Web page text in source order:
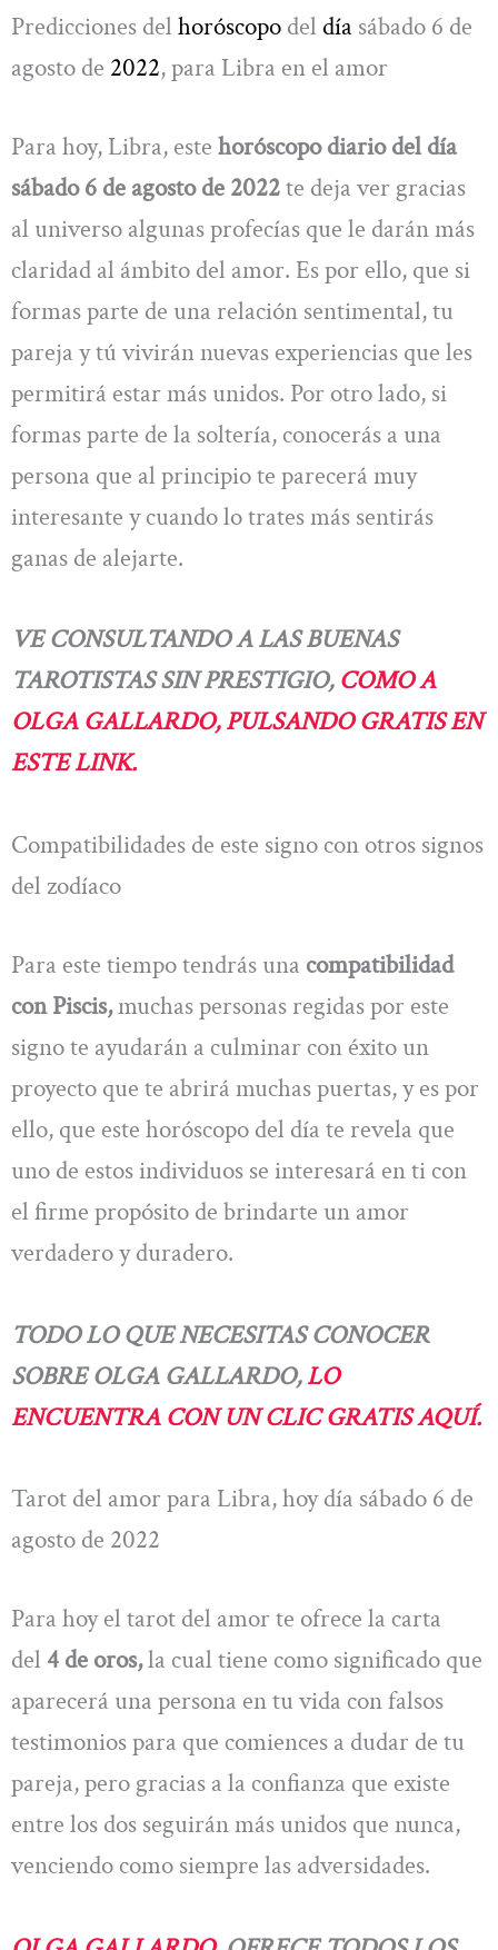
Predicciones del horóscopo del día sábado 6 de
agosto de 2022, para Libra en el amor
Para hoy, Libra, este horóscopo diario del día
sábado 6 de agosto de 2022te deja ver gracias
al universo algunas profecías que le darán más
claridad al ámbito del amor. Es por ello, que si
formas parte de una relación sentimental, tu
pareja y tú vivirán nuevas experiencias que les
permitirá estar más unidos. Por otro lado, si
formas parte de la soltería, conocerás a una
persona que al principio te parecerá muy
interesante y cuando lo trates más sentirás
ganas de alejarte.
VE CONSULTANDO A LAS BUENAS
TAROTISTAS SIN PRESTIGIO, COMO A
OLGA GALLARDO, PULSANDO GRATIS EN
ESTE LINK.
Compatibilidades de este signo con otros signos
del zodíaco
Para este tiempo tendrás una compatibilidad
con Piscis,muchas personas regidas por este
signo te ayudarán a culminar con éxito un
proyecto que te abrirá muchas puertas, y es por
ello, que este horóscopo del día te revela que
uno de estos individuos se interesará en ti con
el firme propósito de brindarte un amor
verdadero y duradero.
TODO LO QUE NECESITAS CONOCER
SOBRE OLGA GALLARDO,LO
ENCUENTRA CON UN CLIC GRATIS AQUÍ.
Tarot del amor para Libra, hoy día sábado 6 de
agosto de 2022
Para hoy el tarot del amor te ofrece la carta
del 4 de oros,la cual tiene como significado que
aparecerá una persona en tu vida con falsos
testimonios para que comiences a dudar de tu
pareja, pero gracias a la confianza que existe
entre los dos seguirán más unidos que nunca,
venciendo como siempre las adversidades.